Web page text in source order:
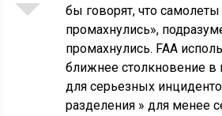
бы говорят, что самолеты
промахнулись»,
промахнулись. FAA
ближнее столкновение в
для серьезных
разделения » для менее